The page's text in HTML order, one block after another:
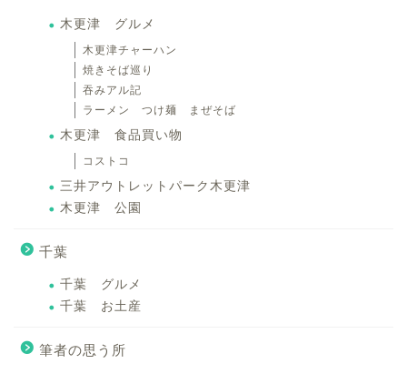
木更津 グルメ
木更津チャーハン
焼きそば巡り
吞みアル記
ラーメン つけ麺 まぜそば
木更津 食品買い物
コストコ
三井アウトレットパーク木更津
木更津 公園
千葉
千葉 グルメ
千葉 お土産
筆者の思う所